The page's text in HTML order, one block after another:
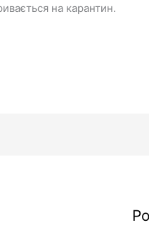
на карантин.